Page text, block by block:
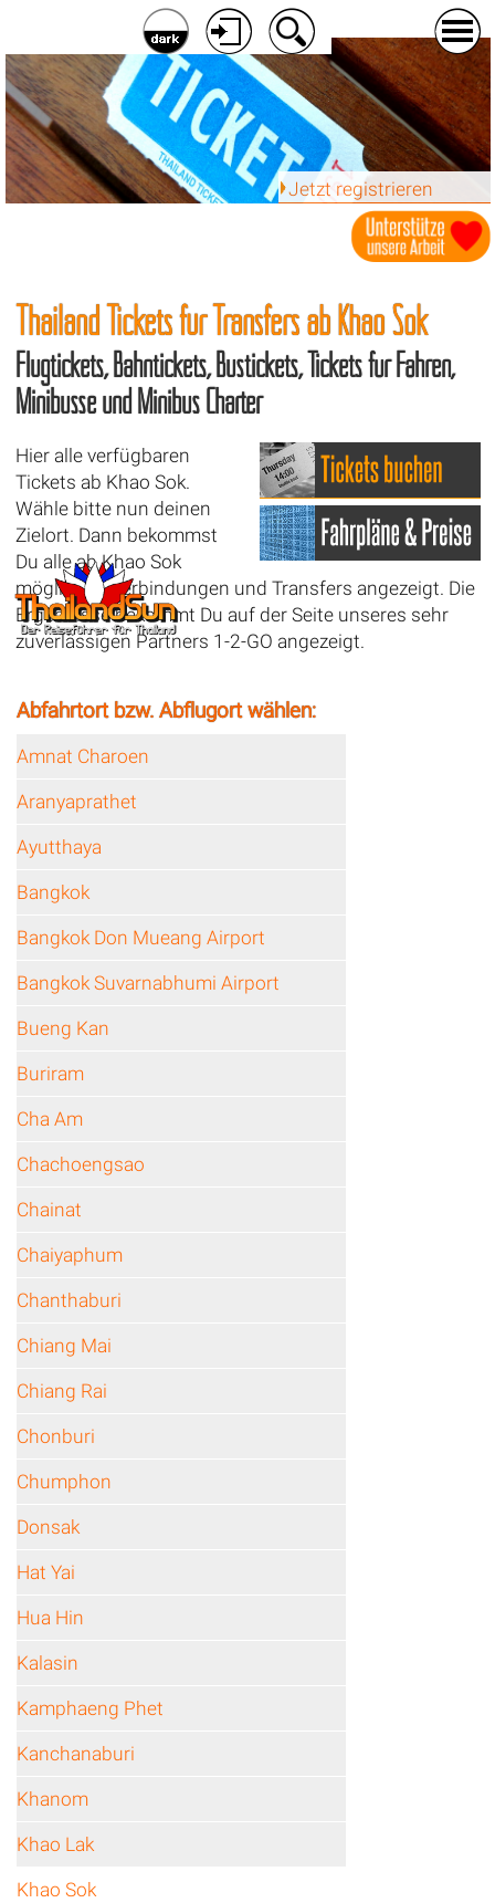
Jetzt registrieren
Thailand Tickets für Transfers abKhao Sok
Flugtickets, Bahntickets, Bustickets, Tickets für Fähren,
Minibusse und Minibus Charter
Hier alle verfügbaren
Tickets ab Khao Sok.
Wähle bitte nun deinen
Zielort. Dann bekommst
Du alle ab Khao Sok
möglichen Verbindungen und Transfers angezeigt. Die
Ergebnisse bekommt Du auf der Seite unseres sehr
zuverlässigen Partners 1-2-GO angezeigt.
Abfahrtort bzw. Abflugort wählen:
Amnat Charoen
Aranyaprathet
Ayutthaya
Bangkok
Bangkok Don Mueang Airport
Bangkok Suvarnabhumi Airport
Bueng Kan
Buriram
Cha Am
Chachoengsao
Chainat
Chaiyaphum
Chanthaburi
Chiang Mai
Chiang Rai
Chonburi
Chumphon
Donsak
Hat Yai
Hua Hin
Kalasin
Kamphaeng Phet
Kanchanaburi
Khanom
Khao Lak
Khao Sok